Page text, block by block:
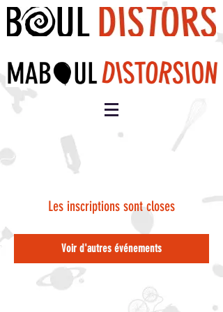
Les inscriptions sont closes
Voir d'autres événements